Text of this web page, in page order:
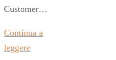
Customer…
Continua a
leggere